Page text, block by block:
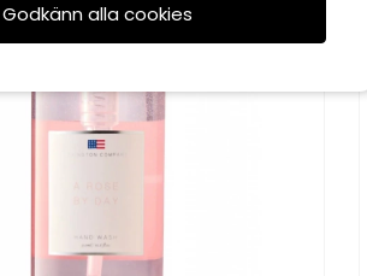
Godkänn alla cookies